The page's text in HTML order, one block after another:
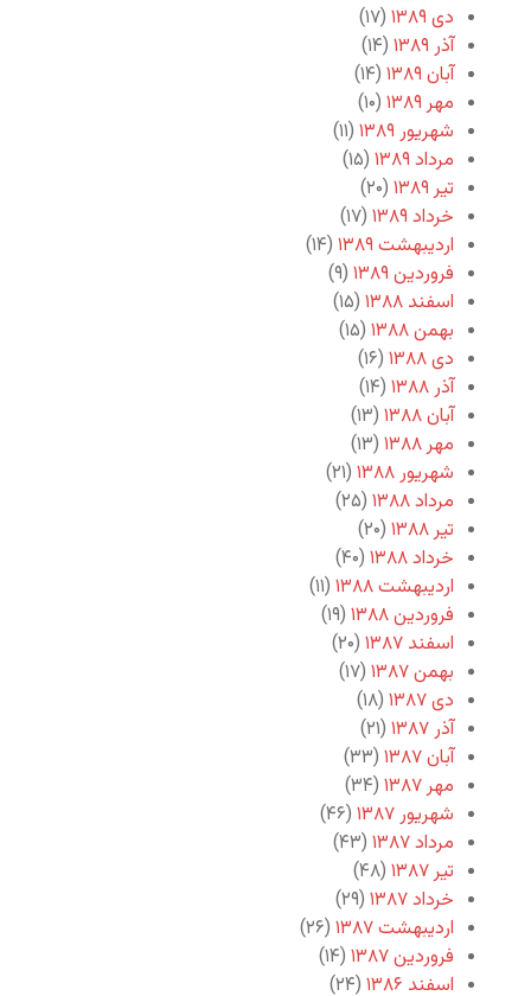
دی ۱۳۸۹
(۱۷)
آذر ۱۳۸۹
(۱۴)
آبان ۱۳۸۹
(۱۴)
مهر ۱۳۸۹
(۱۰)
شهریور ۱۳۸۹
(۱۱)
مرداد ۱۳۸۹
(۱۵)
تیر ۱۳۸۹
(۲۰)
خرداد ۱۳۸۹
(۱۷)
اردیبهشت ۱۳۸۹
(۱۴)
فروردین ۱۳۸۹
(۹)
اسفند ۱۳۸۸
(۱۵)
بهمن ۱۳۸۸
(۱۵)
دی ۱۳۸۸
(۱۶)
آذر ۱۳۸۸
(۱۴)
آبان ۱۳۸۸
(۱۳)
مهر ۱۳۸۸
(۱۳)
شهریور ۱۳۸۸
(۲۱)
مرداد ۱۳۸۸
(۲۵)
تیر ۱۳۸۸
(۲۰)
خرداد ۱۳۸۸
(۴۰)
اردیبهشت ۱۳۸۸
(۱۱)
فروردین ۱۳۸۸
(۱۹)
اسفند ۱۳۸۷
(۲۰)
بهمن ۱۳۸۷
(۱۷)
دی ۱۳۸۷
(۱۸)
آذر ۱۳۸۷
(۲۱)
آبان ۱۳۸۷
(۳۳)
مهر ۱۳۸۷
(۳۴)
شهریور ۱۳۸۷
(۴۶)
مرداد ۱۳۸۷
(۴۳)
تیر ۱۳۸۷
(۴۸)
خرداد ۱۳۸۷
(۲۹)
اردیبهشت ۱۳۸۷
(۲۶)
فروردین ۱۳۸۷
(۱۴)
اسفند ۱۳۸۶
(۲۴)